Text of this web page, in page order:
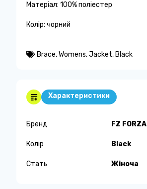
Матеріал: 100% поліестер
Колір: чорний
Brace,Womens,Jacket, Black
Характеристики
Бренд FZ FORZA
Колір Black
Стать Жіноча